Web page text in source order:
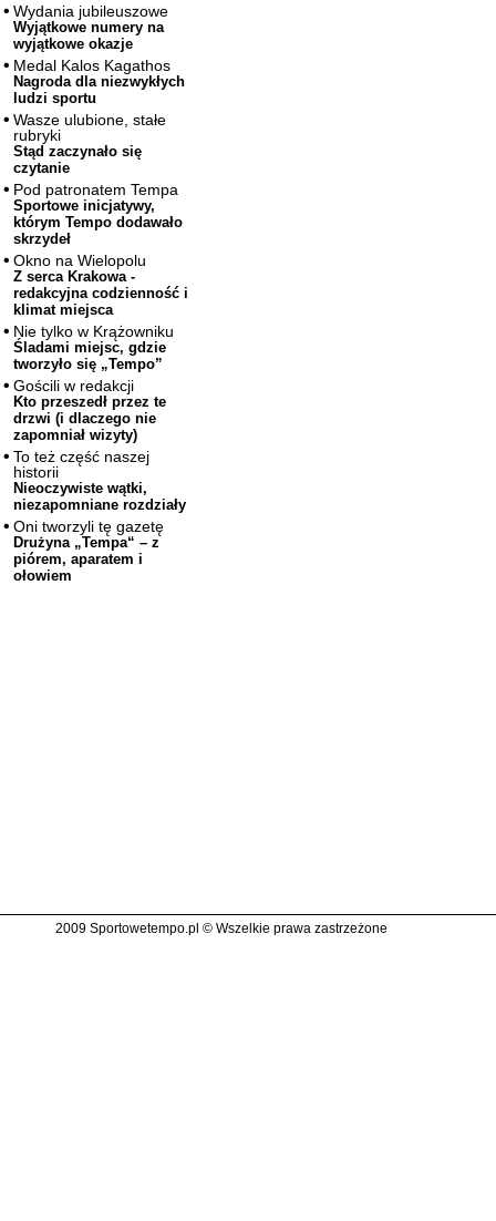
Wydania jubileuszowe
Wyjątkowe numery na
wyjątkowe okazje
Medal Kalos Kagathos
Nagroda dla niezwykłych
ludzi sportu
Wasze ulubione, stałe
rubryki
Stąd zaczynało się
czytanie
Pod patronatem Tempa
Sportowe inicjatywy,
którym Tempo dodawało
skrzydeł
Okno na Wielopolu
Z serca Krakowa -
redakcyjna codzienność i
klimat miejsca
Nie tylko w Krążowniku
Śladami miejsc, gdzie
tworzyło się „Tempo”
Gościli w redakcji
Kto przeszedł przez te
drzwi (i dlaczego nie
zapomniał wizyty)
To też część naszej
historii
Nieoczywiste wątki,
niezapomniane rozdziały
Oni tworzyli tę gazetę
Drużyna „Tempa“ – z
piórem, aparatem i
ołowiem
2009 Sportowetempo.pl © Wszelkie prawa zastrzeżone